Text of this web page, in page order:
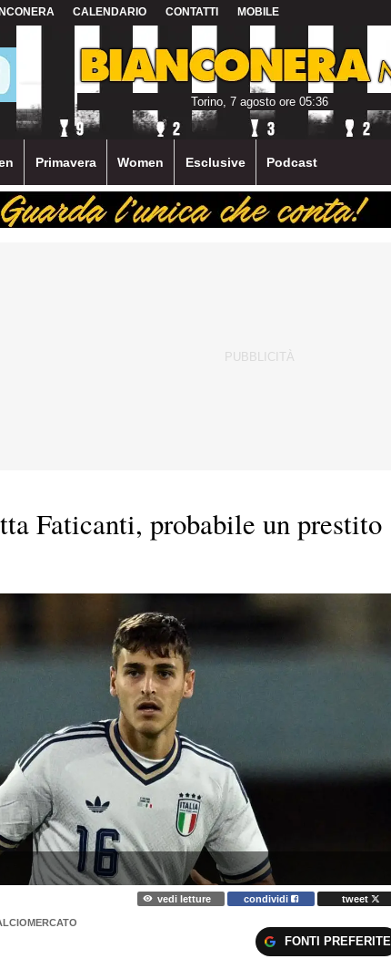
CALENDARIO CONTATTI MOBILE
Torino, 7 agosto ore 05:36
Primavera Women Esclusive Podcast
Faticanti, probabile un prestito
vedi letture condividi tweet
FONTI PREFERITE